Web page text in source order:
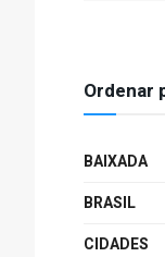
Ordenar
BAIXADA
BRASIL
CIDADES